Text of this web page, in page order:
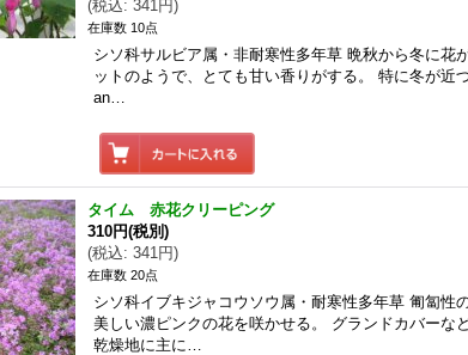
(税込: 341円)
在庫数 10点
シソ科サルビア属・非耐寒性多年草 晩秋から冬に花
ットのようで、とても甘い香りがする。 特に冬が近
an…
タイム 赤花クリーピング
310円(税別)
(税込: 341円)
在庫数 20点
シソ科イブキジャコウソウ属・耐寒性多年草 匍匐性
美しい濃ピンクの花を咲かせる。 グランドカバーな
乾燥地に主に…